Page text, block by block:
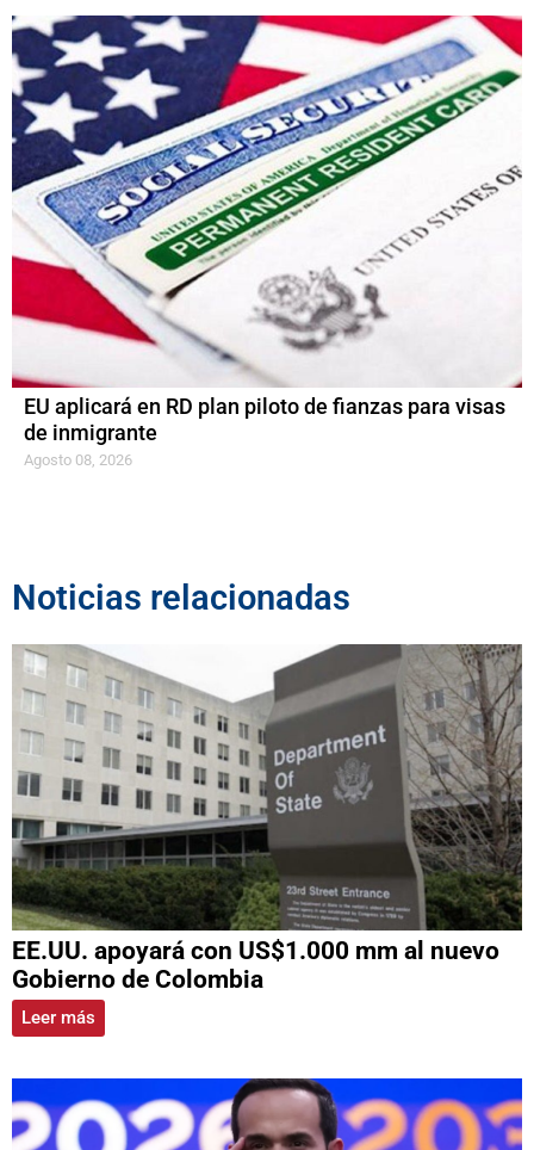
EU aplicará en RD plan piloto de fianzas para visas
de inmigrante
Agosto 08, 2026
Noticias relacionadas
EE.UU. apoyará con US$1.000 mm al nuevo
Gobierno de Colombia
Leer más